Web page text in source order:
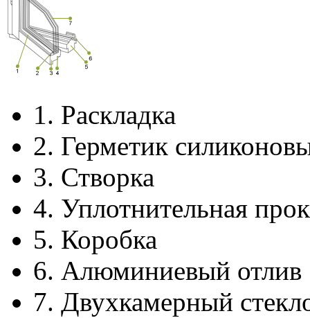
1. Раскладка
2. Герметик
3. Створка
4. Уплотнительная
5. Коробка
6. Алюминиевый отлив
7. Двухкамерный